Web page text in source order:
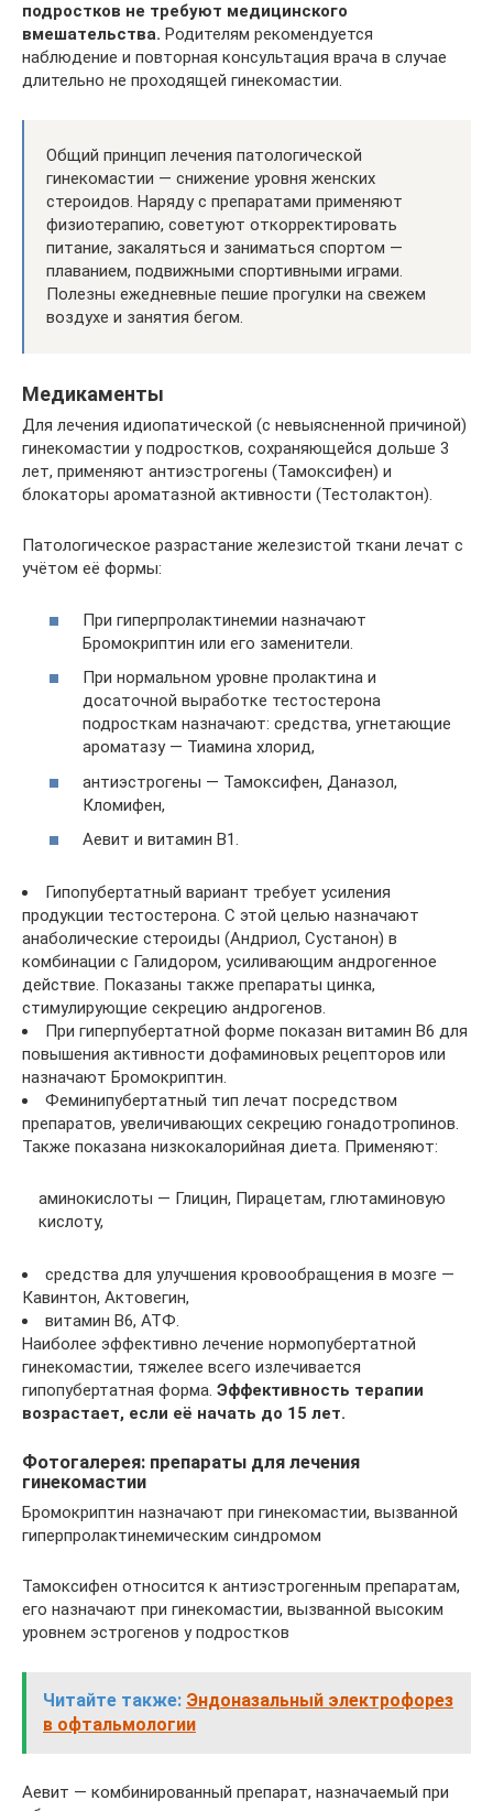
подростков не требуют медицинского
вмешательства. Родителям рекомендуется
наблюдение и повторная консультация врача в случае
длительно не проходящей гинекомастии.
Общий принцип лечения патологической
гинекомастии — снижение уровня женских
стероидов. Наряду с препаратами применяют
физиотерапию, советуют откорректировать
питание, закаляться и заниматься спортом —
плаванием, подвижными спортивными играми.
Полезны ежедневные пешие прогулки на свежем
воздухе и занятия бегом.
Медикаменты
Для лечения идиопатической (с невыясненной причиной)
гинекомастии у подростков, сохраняющейся дольше 3
лет, применяют антиэстрогены (Тамоксифен) и
блокаторы ароматазной активности (Тестолактон).
Патологическое разрастание железистой ткани лечат с
учётом её формы:
При гиперпролактинемии назначают
Бромокриптин или его заменители.
При нормальном уровне пролактина и
досаточной выработке тестостерона
подросткам назначают: средства, угнетающие
ароматазу — Тиамина хлорид,
антиэстрогены — Тамоксифен, Даназол,
Кломифен,
Аевит и витамин В1.
Гипопубертатный вариант требует усиления
продукции тестостерона. С этой целью назначают
анаболические стероиды (Андриол, Сустанон) в
комбинации с Галидором, усиливающим андрогенное
действие. Показаны также препараты цинка,
стимулирующие секрецию андрогенов.
При гиперпубертатной форме показан витамин В6 для
повышения активности дофаминовых рецепторов или
назначают Бромокриптин.
Феминипубертатный тип лечат посредством
препаратов, увеличивающих секрецию гонадотропинов.
Также показана низкокалорийная диета. Применяют:
аминокислоты — Глицин, Пирацетам, глютаминовую
кислоту,
средства для улучшения кровообращения в мозге —
Кавинтон, Актовегин,
витамин В6, АТФ.
Наиболее эффективно лечение нормопубертатной
гинекомастии, тяжелее всего излечивается
гипопубертатная форма. Эффективность терапии
возрастает, если её начать до 15 лет.
Фотогалерея: препараты для лечения
гинекомастии
Бромокриптин назначают при гинекомастии, вызванной
гиперпролактинемическим синдромом
Тамоксифен относится к антиэстрогенным препаратам,
его назначают при гинекомастии, вызванной высоким
уровнем эстрогенов у подростков
Читайте также: Эндоназальный электрофорез
в офтальмологии
Аевит — комбинированный препарат, назначаемый при